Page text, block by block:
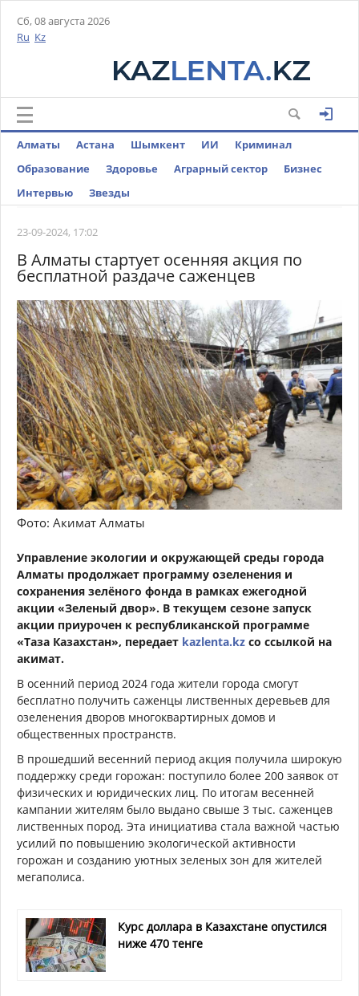
Сб, 08 августа 2026
Ru Kz
Алматы Астана Шымкент ИИ
Криминал
Образование
Здоровье Аграрный сектор
Бизнес
Интервью
Звезды
23-09-2024, 17:02
В Алматы стартует осенняя акция по
бесплатной раздаче саженцев
Фото: Акимат Алматы
Управление экологии и окружающей среды города
Алматы продолжает программу озеленения и
сохранения зелёного фонда в рамках ежегодной
акции «Зеленый двор». В текущем сезоне запуск
акции приурочен к республиканской программе
«Таза Казахстан», передает kazlenta.kz со ссылкой на
акимат.
В осенний период 2024 года жители города смогут
бесплатно получить саженцы лиственных деревьев для
озеленения дворов многоквартирных домов и
общественных пространств.
В прошедший весенний период акция получила широкую
поддержку среди горожан: поступило более 200 заявок от
физических и юридических лиц. По итогам весенней
кампании жителям было выдано свыше 3 тыс. саженцев
лиственных пород. Эта инициатива стала важной частью
усилий по повышению экологической активности
горожан и созданию уютных зеленых зон для жителей
мегаполиса.
Курс доллара в Казахстане опустился
ниже 470 тенге